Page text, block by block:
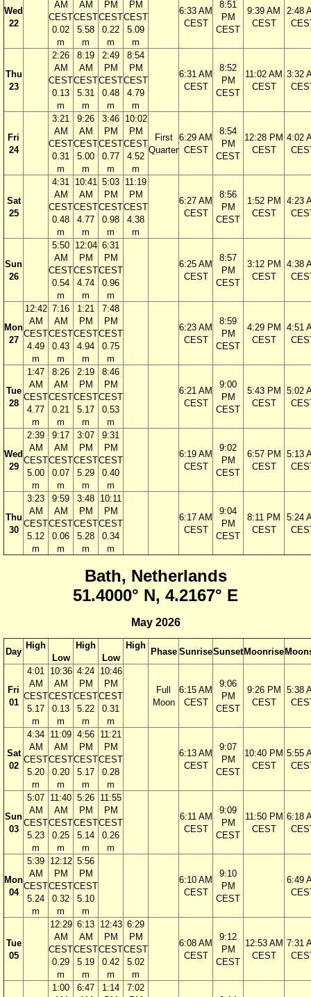
Wed
22
AM
CEST
0.02
m
AM
CEST
5.58
m
PM
CEST
0.22
m
PM
CEST
5.09
m
6:33 AM
CEST
8:51
PM
CEST
9:39 AM
CEST
2:48
Thu
23
2:26
AM
CEST
0.13
m
8:19
AM
CEST
5.31
m
2:49
PM
CEST
0.48
m
8:54
PM
CEST
4.79
m
6:31 AM
CEST
8:52
PM
CEST
11:02 AM
CEST
3:32
Fri
24
3:21
AM
CEST
0.31
m
9:26
AM
CEST
5.00
m
3:46
PM
CEST
0.77
m
10:02
PM
CEST
4.52
m
First
Quarter
6:29 AM
CEST
8:54
PM
CEST
12:28 PM
CEST
4:02
Sat
25
4:31
AM
CEST
0.48
m
10:41
AM
CEST
4.77
m
5:03
PM
CEST
0.98
m
11:19
PM
CEST
4.38
m
6:27 AM
CEST
8:56
PM
CEST
1:52 PM
CEST
4:23
Sun
26
5:50
AM
CEST
0.54
m
12:04
PM
CEST
4.74
m
6:31
PM
CEST
0.96
m
6:25 AM
CEST
8:57
PM
CEST
3:12 PM
CEST
4:38
Mon
27
12:42
AM
CEST
4.49
m
7:16
AM
CEST
0.43
m
1:21
PM
CEST
4.94
m
7:48
PM
CEST
0.75
m
6:23 AM
CEST
8:59
PM
CEST
4:29 PM
CEST
4:51
Tue
28
1:47
AM
CEST
4.77
m
8:26
AM
CEST
0.21
m
2:19
PM
CEST
5.17
m
8:46
PM
CEST
0.53
m
6:21 AM
CEST
9:00
PM
CEST
5:43 PM
CEST
5:02
Wed
29
2:39
AM
CEST
5.00
m
9:17
AM
CEST
0.07
m
3:07
PM
CEST
5.29
m
9:31
PM
CEST
0.40
m
6:19 AM
CEST
9:02
PM
CEST
6:57 PM
CEST
5:13
Thu
30
3:23
AM
CEST
5.12
m
9:59
AM
CEST
0.06
m
3:48
PM
CEST
5.28
m
10:11
PM
CEST
0.34
m
6:17 AM
CEST
9:04
PM
CEST
8:11 PM
CEST
5:24
Bath, Netherlands
51.4000° N, 4.2167° E
May 2026
Day
High
Low
High
Low
High
Phase SunriseSunset Moonrise
Fri
01
4:01
AM
CEST
5.17
m
10:36
AM
CEST
0.13
m
4:24
PM
CEST
5.22
m
10:46
PM
CEST
0.31
m
Full
Moon
6:15 AM
CEST
9:06
PM
CEST
9:26 PM
CEST
5:38
Sat
02
4:34
AM
CEST
5.20
m
11:09
AM
CEST
0.20
m
4:56
PM
CEST
5.17
m
11:21
PM
CEST
0.28
m
6:13 AM
CEST
9:07
PM
CEST
10:40 PM
CEST
5:55
Sun
03
5:07
AM
CEST
5.23
m
11:40
AM
CEST
0.25
m
5:26
PM
CEST
5.14
m
11:55
PM
CEST
0.26
m
6:11 AM
CEST
9:09
PM
CEST
11:50 PM
CEST
6:18
Mon
04
5:39
AM
CEST
5.24
m
12:12
PM
CEST
0.32
m
5:56
PM
CEST
5.10
m
6:10 AM
CEST
9:10
PM
CEST
6:49
Tue
05
12:29
AM
CEST
0.29
m
6:13
AM
CEST
5.19
m
12:43
PM
CEST
0.42
m
6:29
PM
CEST
5.02
m
6:08 AM
CEST
9:12
PM
CEST
12:53 AM
CEST
7:31
1:00
6:47
1:14
7:02